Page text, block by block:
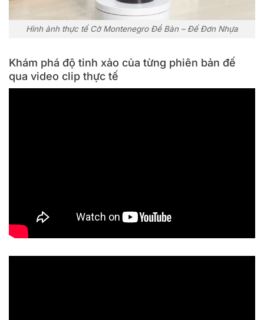
Hình ảnh thực tế Cờ Montenegro Để Bàn – Đế Đơn Nhựa
Khám phá độ tinh xảo của từng phiên bản đế
qua video clip thực tế